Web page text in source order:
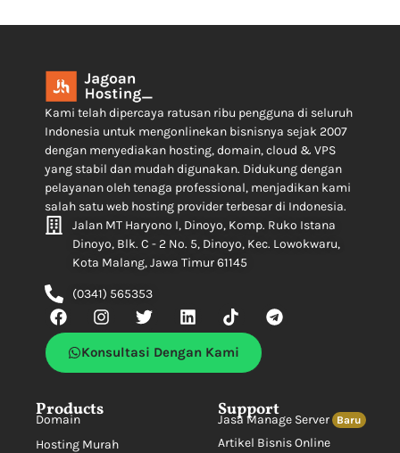
Products
Domain
Hosting Murah
Support
Jasa Manage Server Baru
Artikel Bisnis Online
Kami telah dipercaya ratusan ribu pengguna di seluruh
Indonesia untuk mengonlinekan bisnisnya sejak 2007
dengan menyediakan hosting, domain, cloud & VPS
yang stabil dan mudah digunakan. Didukung dengan
pelayanan oleh tenaga professional, menjadikan kami
salah satu web hosting provider terbesar di Indonesia.
Jalan MT Haryono I, Dinoyo, Komp. Ruko Istana
Dinoyo, Blk. C - 2 No. 5, Dinoyo, Kec. Lowokwaru,
Kota Malang, Jawa Timur 61145
(0341) 565353
Konsultasi Dengan Kami